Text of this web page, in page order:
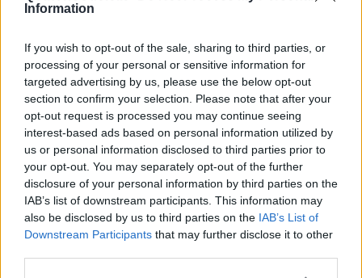
Information
If you wish to opt-out of the sale, sharing to third parties, or
processing of your personal or sensitive information for
targeted advertising by us, please use the below opt-out
section to confirm your selection. Please note that after your
opt-out request is processed you may continue seeing
interest-based ads based on personal information utilized by
us or personal information disclosed to third parties prior to
your opt-out. You may separately opt-out of the further
disclosure of your personal information by third parties on the
IAB’s list of downstream participants. This information may
also be disclosed by us to third parties on the IAB’s List of
Downstream Participants that may further disclose it to other
​L’importanza della comunicazione in famiglia
​Il pensiero dicotomico e la salute mentale
​Consigli di lettura per genitori e non solo
​La Clownterapia
​Differenze tra persone frustrate e non
L’invisibile fatica mentale
Vacanze a km zero
​Buone Vacan(si)e!
​Il lato positivo delle cose
​Storie antiche di tempi moderni
​Quello che alle mamme non dicono
Adultescenza
Homo imbecillis
​4 anni di Blog
Quando il silenzio è aggressivo